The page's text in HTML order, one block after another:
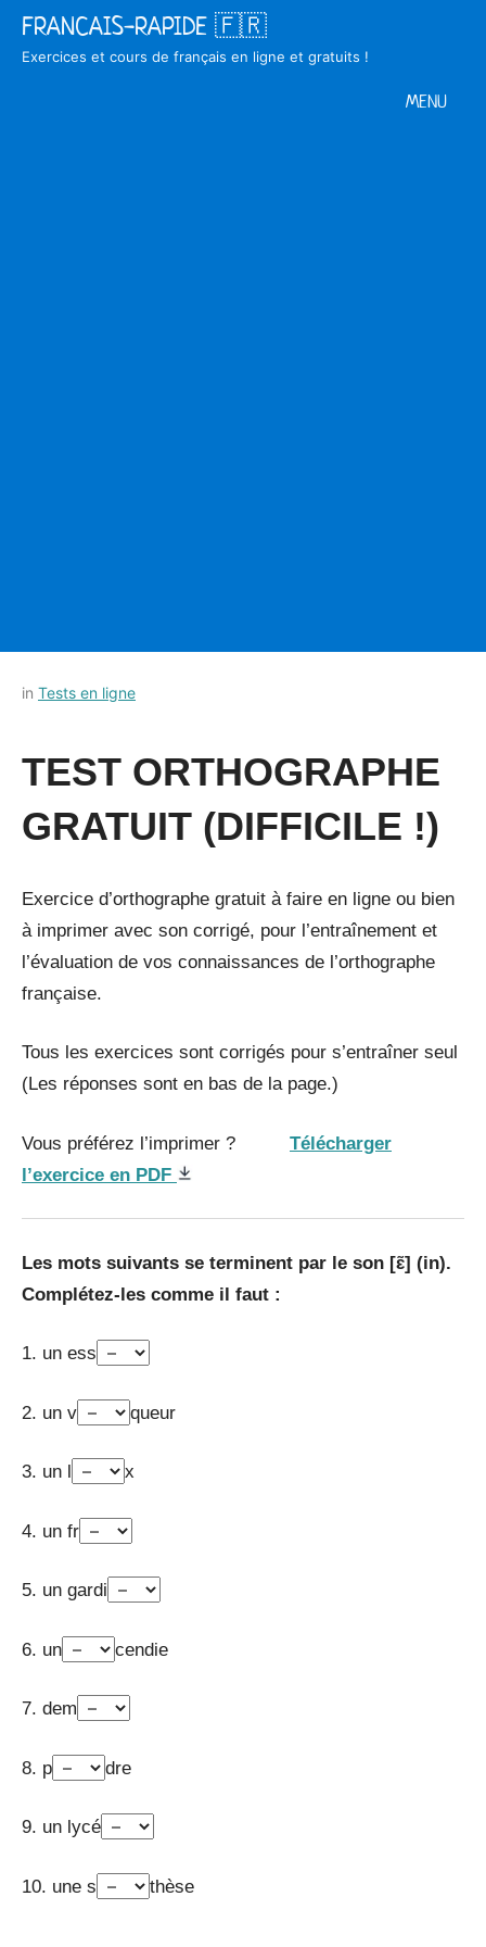
SkipFRANCAIS-RAPIDE 🇫🇷
Exercices et cours de français en ligne et gratuits !
MENU
Posted
juillet
by
in Tests en ligne
TEST ORTHOGRAPHE
GRATUIT (DIFFICILE !)
Exercice d’orthographe gratuit à faire en ligne ou bien
à imprimer avec son corrigé, pour l’entraînement et
l’évaluation de vos connaissances de l’orthographe
française.
Tous les exercices sont corrigés pour s’entraîner seul
(Les réponses sont en bas de la page.)
Vous préférez l’imprimer ? Télécharger
l’exercice en PDF
Les mots suivants se terminent par le son [ɛ̃] (in).
Complétez-les comme il faut :
1. un ess
2. un v queur
3. un l x
4. un fr
5. un gardi
6. un cendie
7. dem
8. p dre
9. un lycé
10. une s thèse